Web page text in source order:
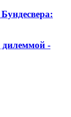
дилеммой -